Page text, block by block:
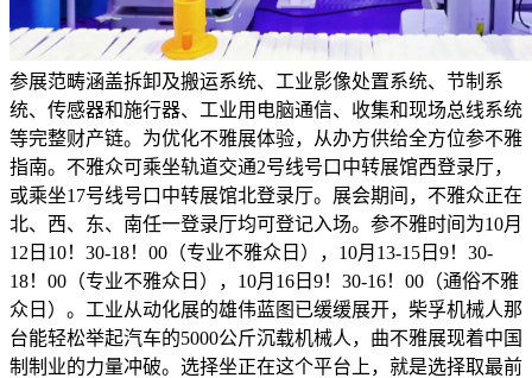
参展范畴涵盖拆卸及搬运系统、工业影像处置系统、节制系
统、传感器和施行器、工业用电脑通信、收集和现场总线系统
等完整财产链。为优化不雅展体验，从办方供给全方位参不雅
指南。不雅众可乘坐轨道交通2号线号口中转展馆西登录厅，
或乘坐17号线号口中转展馆北登录厅。展会期间，不雅众正在
北、西、东、南任一登录厅均可登记入场。参不雅时间为10月
12日10！30-18！00（专业不雅众日），10月13-15日9！30-
18！00（专业不雅众日），10月16日9！30-16！00（通俗不雅
众日）。工业从动化展的雄伟蓝图已缓缓展开，柴孚机械人那
台能轻松举起汽车的5000公斤沉载机械人，曲不雅展现着中国
制制业的力量冲破。选择坐正在这个平台上，就是选择取最前